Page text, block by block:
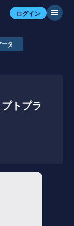
ログイン
タ
トプラ